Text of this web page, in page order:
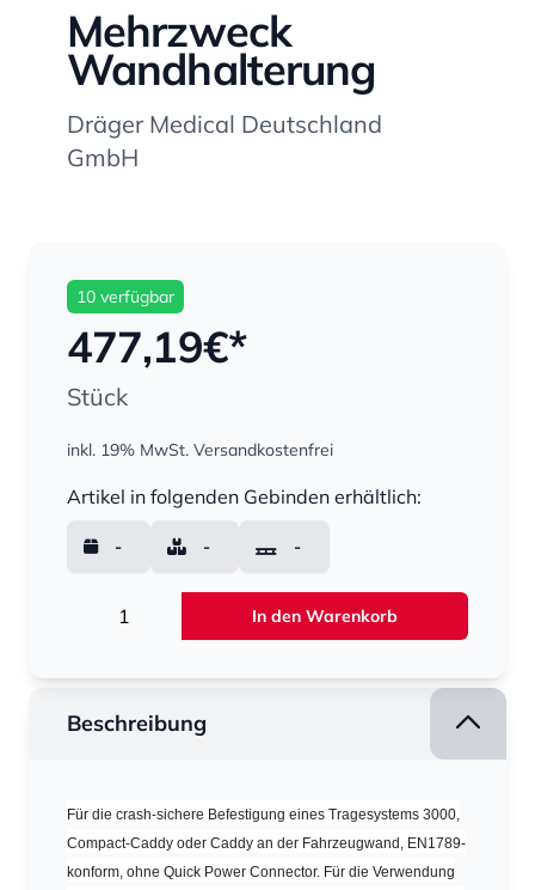
Mehrzweck
Wandhalterung
Dräger Medical Deutschland
GmbH
10 verfügbar
477,19€*
Stück
inkl. 19% MwSt. Versandkostenfrei
Artikel in folgenden Gebinden erhältlich:
- - -
In den Warenkorb
Beschreibung
Für die crash-sichere Befestigung eines Tragesystems 3000,
Compact-Caddy oder Caddy an der Fahrzeugwand, EN1789-
konform, ohne Quick Power Connector. Für die Verwendung